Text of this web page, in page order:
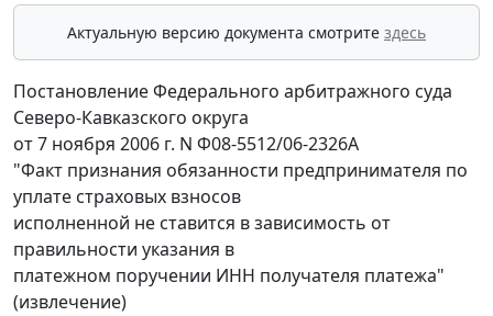
Актуальную версию документа смотрите здесь
Постановление Федерального арбитражного суда
Северо-Кавказского округа
от 7 ноября 2006 г. N Ф08-5512/06-2326А
"Факт признания обязанности предпринимателя по
уплате страховых взносов
исполненной не ставится в зависимость от
правильности указания в
платежном поручении ИНН получателя платежа"
(извлечение)